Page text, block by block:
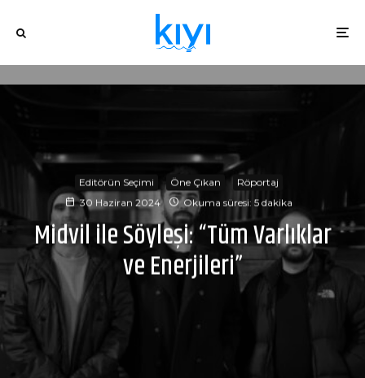
Editörün Seçimi Öne Çıkan
Röportaj
30 Haziran 2024
Okuma süresi: 5 dakika
Midvil ile Söyleşi: “Tüm Varlıklar
ve Enerjileri”